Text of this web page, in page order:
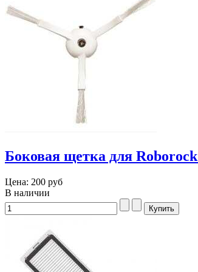
Боковая щетка для
Цена: 200 руб
В наличии